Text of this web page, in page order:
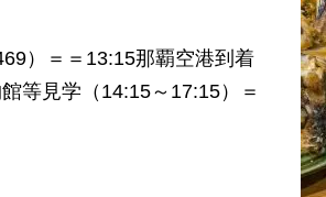
）＝＝13:15那覇空港到着
等見学（14:15～17:15）＝